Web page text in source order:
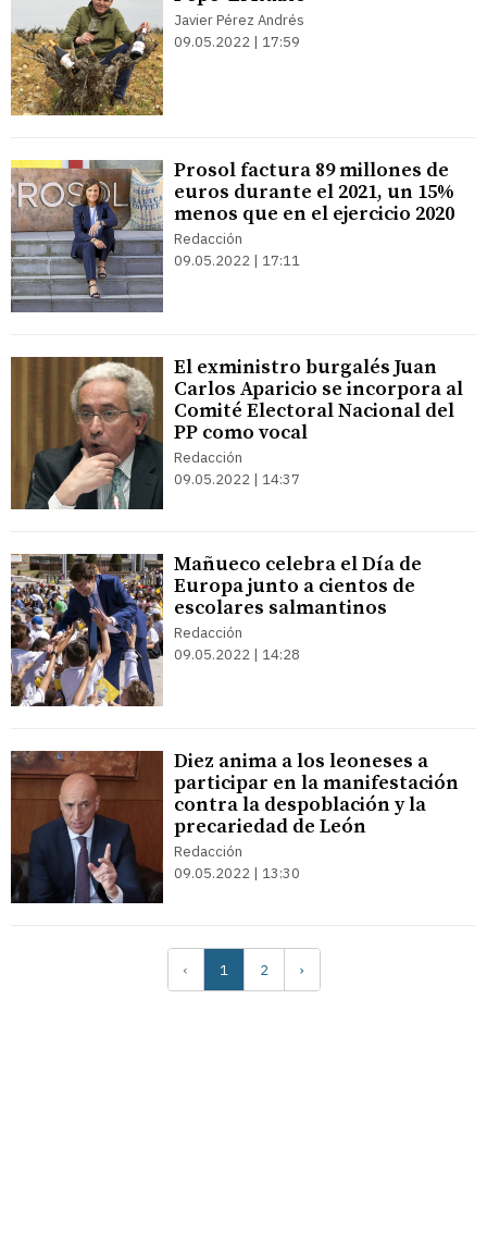
Javier Pérez Andrés
09.05.2022 | 17:59
Prosol factura 89 millones de
euros durante el 2021, un 15%
menos que en el ejercicio 2020
Redacción
09.05.2022 | 17:11
El exministro burgalés Juan
Carlos Aparicio se incorpora al
Comité Electoral Nacional del
PP como vocal
Redacción
09.05.2022 | 14:37
Mañueco celebra el Día de
Europa junto a cientos de
escolares salmantinos
Redacción
09.05.2022 | 14:28
Diez anima a los leoneses a
participar en la manifestación
contra la despoblación y la
precariedad de León
Redacción
09.05.2022 | 13:30
‹ 1 2 ›